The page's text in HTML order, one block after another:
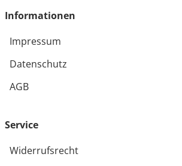
Informationen
Impressum
Datenschutz
AGB
Service
Widerrufsrecht